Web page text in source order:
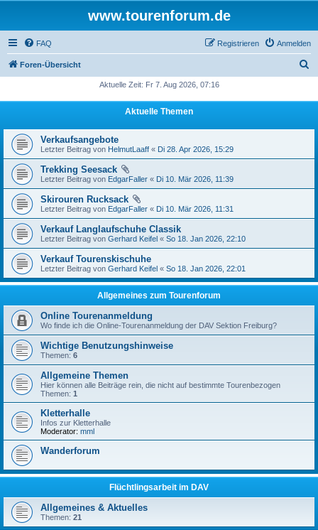
www.tourenforum.de
FAQ Anmelden
Registrieren
Foren-Übersicht
e
Aktuelle Zeit: Fr 7. Aug 2026, 07:16
Aktuelle Themen
Verkaufsangebote
Letzter Beitrag von HelmutLaaff « Di 28. Apr 2026, 15:29
Trekking Seesack
Letzter Beitrag von EdgarFaller « Di 10. Mär 2026, 11:39
Skirouren Rucksack
Letzter Beitrag von EdgarFaller « Di 10. Mär 2026, 11:31
Verkauf Langlaufschuhe Classik
Letzter Beitrag von Gerhard Keifel « So 18. Jan 2026, 22:10
Verkauf Tourenskischuhe
Letzter Beitrag von Gerhard Keifel « So 18. Jan 2026, 22:01
Allgemeines zum Tourenforum
Online Tourenanmeldung
Wo finde ich die Online-Tourenanmeldung der DAV Sektion Freiburg?
Wichtige Benutzungshinweise
Themen: 6
Allgemeine Themen
Hier können alle Beiträge rein, die nicht auf bestimmte Tourenbezogen
Themen: 1
Kletterhalle
Infos zur Kletterhalle
Moderator: mml
Wanderforum
Flüchtlingsarbeit im DAV
Allgemeines & Aktuelles
Themen: 21